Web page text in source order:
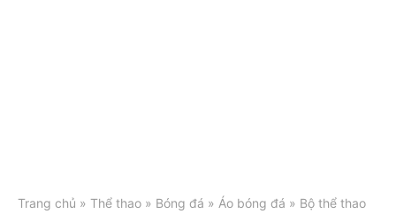
Trang chủ » Thể thao » Bóng đá » Áo bóng đá » Bộ thể thao